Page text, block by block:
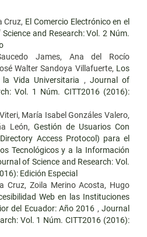
Cruz, El Comercio Electrónico en el
and Research: Vol. 2 Núm.
James, Ana del Rocío
Walter Sandoya Villafuerte, Los
Vida Universitaria , Journal of
Vol. 1 Núm. CITT2016 (2016):
María Isabel Gonzáles Valero,
León, Gestión de Usuarios Con
Access Protocol) para el
Tecnológicos y a la Información
of Science and Research: Vol.
Edición Especial
Cruz, Zoila Merino Acosta, Hugo
Web en las Instituciones
del Ecuador: Año 2016 , Journal
Vol. 1 Núm. CITT2016 (2016):